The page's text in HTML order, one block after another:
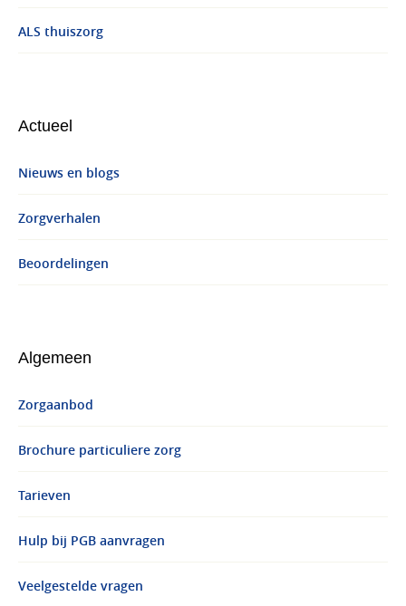
ALS thuiszorg
Actueel
Nieuws en blogs
Zorgverhalen
Beoordelingen
Algemeen
Zorgaanbod
Brochure particuliere zorg
Tarieven
Hulp bij PGB aanvragen
Veelgestelde vragen